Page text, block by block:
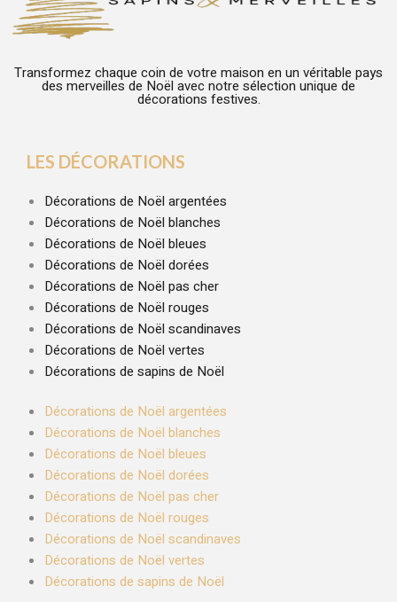
Transformez chaque coin de votre maison en un véritable pays
des merveilles de Noël avec notre sélection unique de
décorations festives.
LES DÉCORATIONS
Décorations de Noël argentées
Décorations de Noël blanches
Décorations de Noël bleues
Décorations de Noël dorées
Décorations de Noël pas cher
Décorations de Noël rouges
Décorations de Noël scandinaves
Décorations de Noël vertes
Décorations de sapins de Noël
Décorations de Noël argentées
Décorations de Noël blanches
Décorations de Noël bleues
Décorations de Noël dorées
Décorations de Noël pas cher
Décorations de Noël rouges
Décorations de Noël scandinaves
Décorations de Noël vertes
Décorations de sapins de Noël